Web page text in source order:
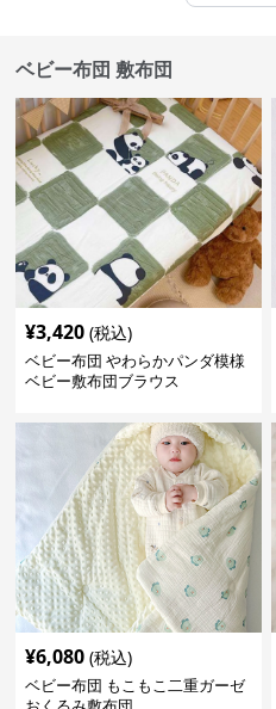
ベビー布団 敷布団
¥3,420 (税込)
ベビー布団 やわらかパンダ模様
ベビー敷布団ブラウス
¥6,080 (税込)
ベビー布団 もこもこ二重ガーゼ